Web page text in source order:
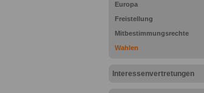
Europa
Freistellung
Mitbestimmungsrechte
Wahlen
Interessenvertretungen